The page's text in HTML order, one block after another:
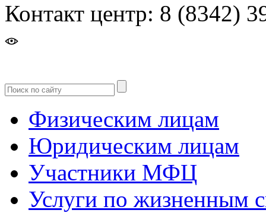
Контакт центр: 8 (8342)
Физическим лицам
Юридическим лицам
Участники МФЦ
Услуги по жизненным